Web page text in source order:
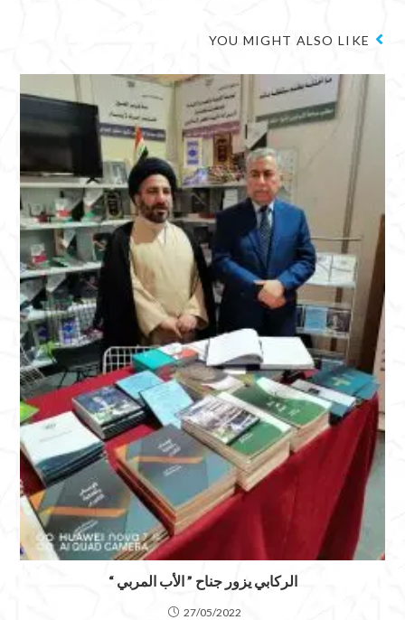
YOU MIGHT ALSO LIKE
الركابي يزور جناح ” الأب المربي “
27/05/2022